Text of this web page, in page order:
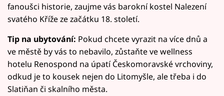
fanoušci historie, zaujme vás barokní kostel Nalezení
svatého Kříže ze začátku 18. století.
Tip na ubytování: Pokud chcete vyrazit na více dnů a
ve městě by vás to nebavilo, zůstaňte ve wellness
hotelu Renospond na úpatí Českomoravské vrchoviny,
odkud je to kousek nejen do Litomyšle, ale třeba i do
Slatiňan či skalního města.